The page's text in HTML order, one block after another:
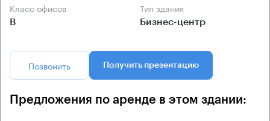
Класс офисов
B
Тип здания
Бизнес-центр
Позвонить Получить презентацию
Предложения по аренде в этом здании: